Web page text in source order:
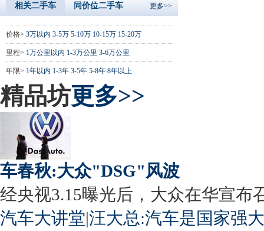
相关二手车 同价位二手车 更多>>
价格> 3万以内 3-5万 5-10万 10-15万 15-20万
里程> 1万公里以内 1-3万公里 3-6万公里
年限> 1年以内 1-3年 3-5年 5-8年 8年以上
精品坊更多>>
车春秋:大众"DSG"风波
经央视3.15曝光后，大众在华宣布
汽车大讲堂|汪大总:汽车是国家强